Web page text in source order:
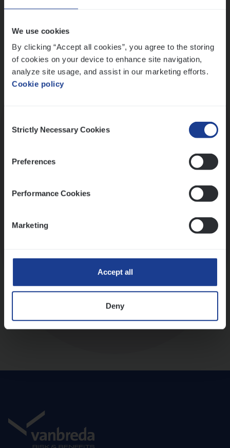
We use cookies
By clicking “Accept all cookies”, you agree to the storing
of cookies on your device to enhance site navigation,
analyze site usage, and assist in our marketing efforts.
Cookie policy
Selection
Strictly Necessary Cookies
Preferences
Performance Cookies
Marketing
Accept all
Deny